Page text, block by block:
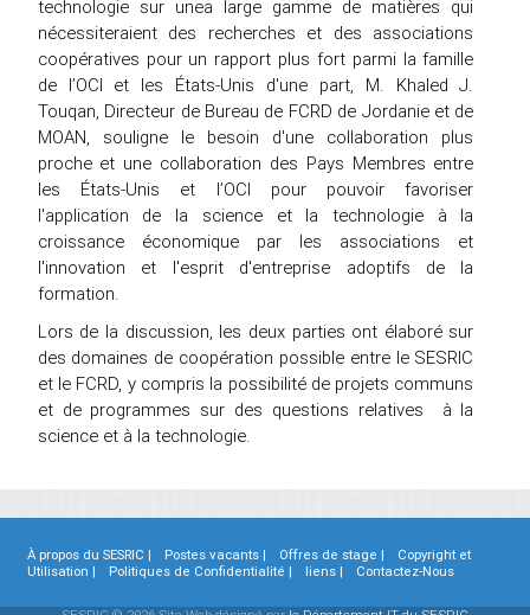
technologie sur unea large gamme de matières qui
nécessiteraient des recherches et des associations
coopératives pour un rapport plus fort parmi la famille
de l’OCI et les États-Unis d'une part, M. Khaled J.
Touqan, Directeur de Bureau de FCRD de Jordanie et de
MOAN, souligne le besoin d'une collaboration plus
proche et une collaboration des Pays Membres entre
les États-Unis et l’OCI pour pouvoir favoriser
l'application de la science et la technologie à la
croissance économique par les associations et
l'innovation et l'esprit d'entreprise adoptifs de la
formation.
Lors de la discussion, les deux parties ont élaboré sur
des domaines de coopération possible entre le SESRIC
et le FCRD, y compris la possibilité de projets communs
et de programmes sur des questions relatives à la
science et à la technologie.
À propos du SESRIC | Postes vacants | Offres de stage |
Copyright et
Utilisation |
Politiques de Confidentialité | liens | Contactez-Nous